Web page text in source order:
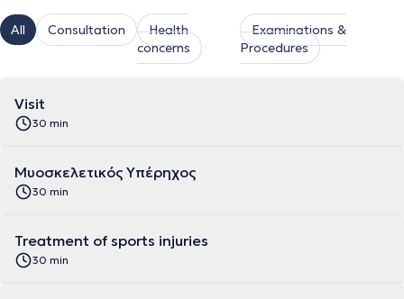
All Consultation
Health
concerns
Examinations &
Procedures
Visit
30 min
Μυοσκελετικός Υπέρηχος
30 min
Treatment of sports injuries
30 min